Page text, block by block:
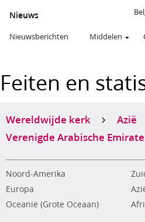
Nieuws
Nieuwsberichten Middelen
Feiten en
Wereldwijde kerk
Azië
Verenigde Arabische
Noord-Amerika
Europa
Oceanië (Grote Oceaan)